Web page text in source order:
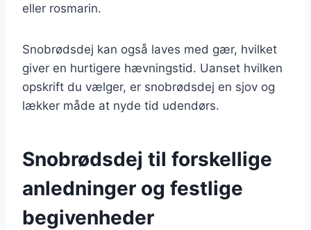
eller rosmarin.
Snobrødsdej kan også laves med gær, hvilket
giver en hurtigere hævningstid. Uanset hvilken
opskrift du vælger, er snobrødsdej en sjov og
lækker måde at nyde tid udendørs.
Snobrødsdej til forskellige
anledninger og festlige
begivenheder